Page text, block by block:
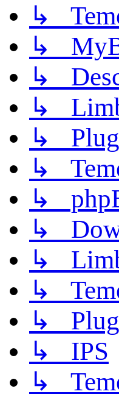
↳
↳
↳
↳
↳
↳
↳
↳
↳
↳
↳
↳ IPS
↳